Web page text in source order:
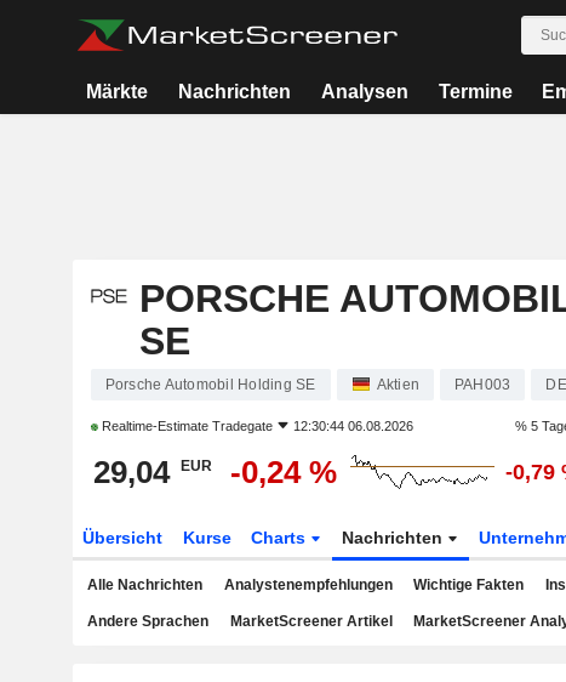
Märkte Nachrichten Analysen Termine
PORSCHE
SE
Porsche Automobil Holding SE Aktien PAH003
Realtime-Estimate Tradegate 12:30:44 06.08.2026 % 5
29,04 EUR -0,24 % -0,79
Übersicht Kurse Charts Nachrichten
Alle Nachrichten Analystenempfehlungen Wichtige Fakten
Andere Sprachen MarketScreener Artikel MarketScreener